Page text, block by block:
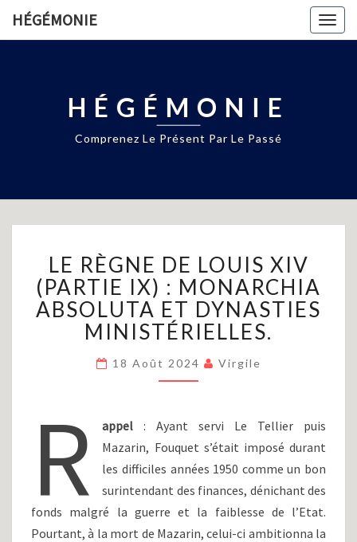
HÉGÉMONIE
HÉGÉMONIE
Comprenez Le Présent Par Le Passé
RÈGNE
DE
LOUIS
XIV
(PARTIE
:
MONARCHIA
ET
DYNASTIES
MINISTÉRIELLES.
LE RÈGNE DE LOUIS XIV
(PARTIE IX) : MONARCHIA
ABSOLUTA ET DYNASTIES
MINISTÉRIELLES.
18 Août 2024 Virgile
R appel : Ayant servi Le Tellier puis
Mazarin, Fouquet s’était imposé durant
les difficiles années 1950 comme un bon
surintendant des finances, dénichant des
fonds malgré la guerre et la faiblesse de l’Etat.
Pourtant, à la mort de Mazarin, celui-ci ambitionna la